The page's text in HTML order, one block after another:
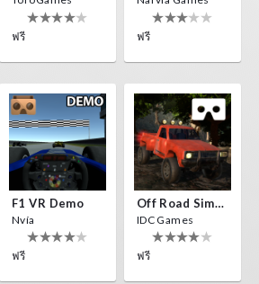
ฟรี ฟรี
F1 VR Demo
Nvía
ฟรี
Off Road Simulator VR
IDC Games
ฟรี